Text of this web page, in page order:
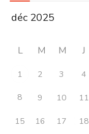
L M M J
1 2 3 4
8 9 10 11
15 16 17 18